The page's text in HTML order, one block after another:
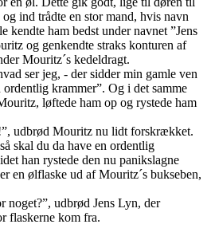
ind trådte en stor mand, hvis navn
kendte ham bedst under navnet ”Jens
og genkendte straks konturen af
Mouritz´s kedeldragt.
ser jeg, - der sidder min gamle ven
krammer”. Og i det samme
løftede ham op og rystede ham
udbrød Mouritz nu lidt forskrækket.
skal du da have en ordentlig
han rystede den nu panikslagne
en ølflaske ud af Mouritz´s bukseben,
noget?”, udbrød Jens Lyn, der
flaskerne kom fra.